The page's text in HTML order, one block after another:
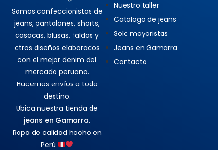
Somos confeccionistas de
jeans, pantalones, shorts,
casacas, blusas, faldas y
otros diseños elaborados
con el mejor denim del
mercado peruano.
Hacemos envíos a todo
destino.
Ubica nuestra tienda de
jeans en Gamarra.
Ropa de calidad hecho en
Perú
Nuestro taller
Catálogo de jeans
Solo mayoristas
Jeans en Gamarra
Contacto